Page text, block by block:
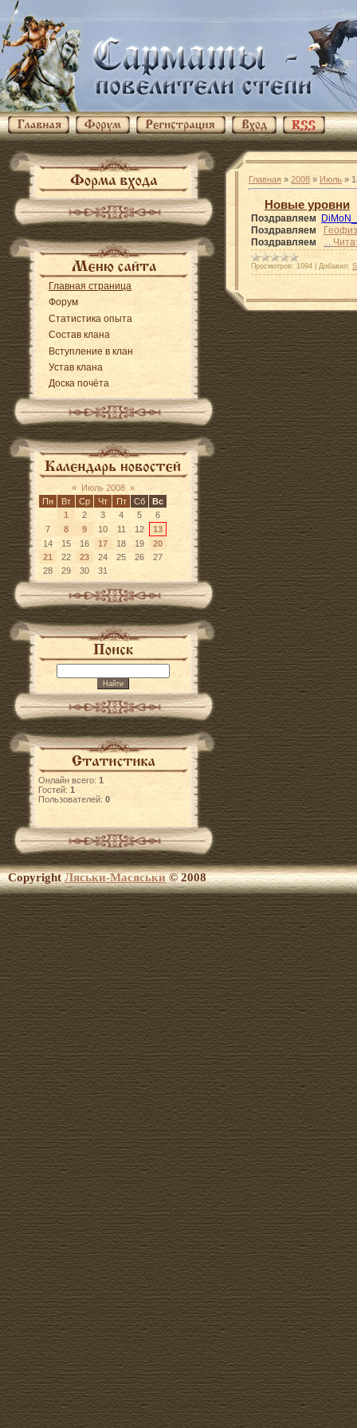
Главная страница
Форум
Статистика опыта
Состав клана
Вступление в клан
Устав клана
Доска почёта
« Июль 2008 »
Пн
Вт Ср Чт Пт Сб
Вс
1
2 3 4 5
6
7
8 9 10 11 12
13
14
15 16 17 18 19
20
21
22 23 24 25 26
27
28
29 30 31
Онлайн всего: 1
Гостей: 1
Пользователей: 0
Главная » 2008 » Июль »
Новые уровни
Поздравляем
Поздравляем
Поздравляем ...
Просмотров: 1094 Добавил:
CopyrightЛяськи-Масяськи© 2008